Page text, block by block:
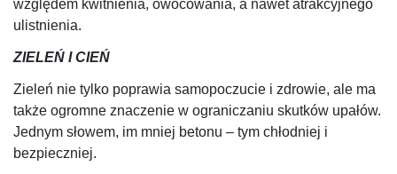
względem kwitnienia, owocowania, a nawet atrakcyjnego
ulistnienia.
ZIELEŃ I CIEŃ
Zieleń nie tylko poprawia samopoczucie i zdrowie, ale ma
także ogromne znaczenie w ograniczaniu skutków upałów.
Jednym słowem, im mniej betonu – tym chłodniej i
bezpieczniej.